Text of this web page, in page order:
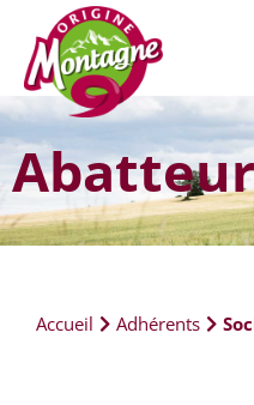
Accueil Adhérents